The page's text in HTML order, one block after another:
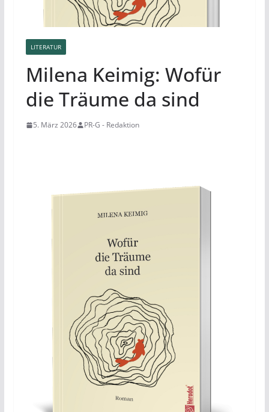
LITERATUR
Milena Keimig: Wofür
die Träume da sind
5. März 2026 PR-G - Redaktion